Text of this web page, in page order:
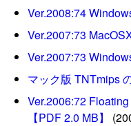
Ver.2008:74
Ver.2007:73
Ver.2007:73
マック版 TNTmips
Ver.2006:72
【PDF 2.0 MB】